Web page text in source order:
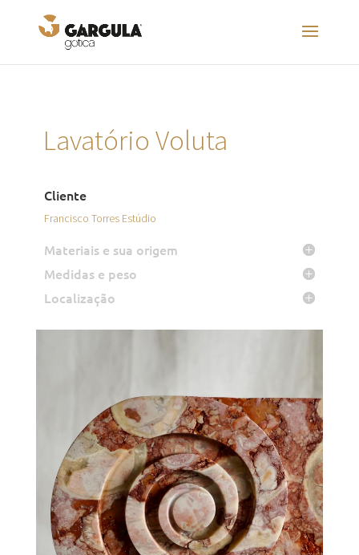
Lavatório Voluta
Cliente
Francisco Torres Estúdio
Materiais e sua origem
Medidas e peso
Localização